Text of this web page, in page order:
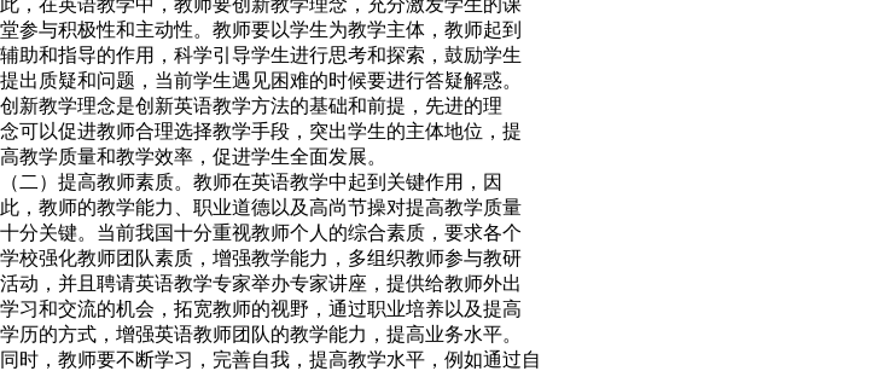
堂参与积极性和主动性。教师要以学生为教学主体，教师起到
辅助和指导的作用，科学引导学生进行思考和探索，鼓励学生
提出质疑和问题，当前学生遇见困难的时候要进行答疑解惑。
创新教学理念是创新英语教学方法的基础和前提，先进的理
念可以促进教师合理选择教学手段，突出学生的主体地位，提
高教学质量和教学效率，促进学生全面发展。
（二）提高教师素质。教师在英语教学中起到关键作用，因
此，教师的教学能力、职业道德以及高尚节操对提高教学质量
十分关键。当前我国十分重视教师个人的综合素质，要求各个
学校强化教师团队素质，增强教学能力，多组织教师参与教研
活动，并且聘请英语教学专家举办专家讲座，提供给教师外出
学习和交流的机会，拓宽教师的视野，通过职业培养以及提高
学历的方式，增强英语教师团队的教学能力，提高业务水平。
同时，教师要不断学习，完善自我，提高教学水平，例如通过自